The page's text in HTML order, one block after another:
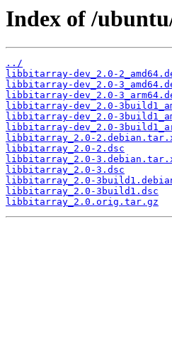
Index of /
../
libbitarray-dev_2.0-
libbitarray-dev_2.0-
libbitarray-dev_2.0-
libbitarray-dev_2.0-
libbitarray-dev_2.0-
libbitarray-dev_2.0-
libbitarray_2.0-
libbitarray_2.0-2.dsc
libbitarray_2.0-
libbitarray_2.0-3.dsc
libbitarray_2.0-
libbitarray_2.0-3build1.dsc
libbitarray_2.0.orig.tar.gz